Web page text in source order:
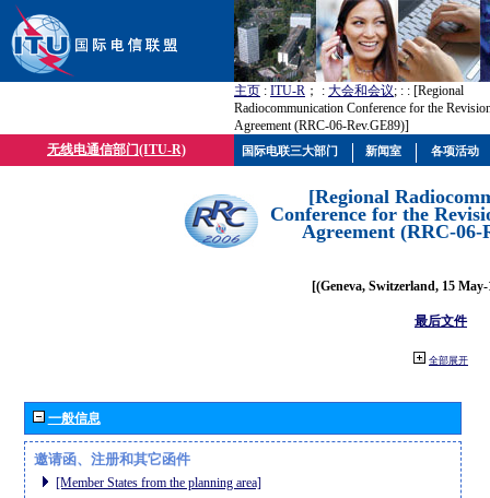
主页 : ITU-R ； : 大会和会议; : : [Regional
Radiocommunication Conference for the
Agreement (RRC-06-Rev.GE89)]
无线电通信部门(ITU-R)
[Regional
Conference for the
Agreement (RRC-06-
[(Geneva, Switzerland, 15
最后文件
全部展开
一般信息
邀请函、注册和其它函件
[Member States from the planning area]
国际电联三大部门 新闻室 各项活动